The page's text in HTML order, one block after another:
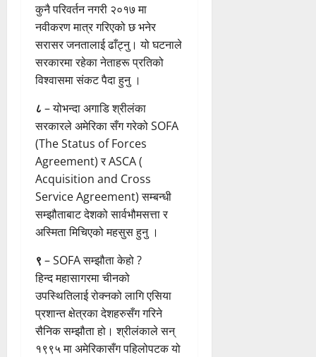
कुनै परिवर्तन नगरी २०१७ मा
नवीकरण मात्र गरिएको छ भनेर
सरासर जनतालाई ढाँट्नु। यो घटनाले
सरकारमा रहेका नेताहरू प्रतिको
विश्वासमा संकट पैदा हुनु ।
८ – योभन्दा अगाडि श्रीलंका
सरकारले अमेरिका सँग गरेको SOFA
(The Status of Forces
Agreement) र ASCA (
Acquisition and Cross
Service Agreement) सम्बन्धी
सम्झौताबाट देशको सार्वभौमसत्ता र
अस्मिता मिचिएको महसुस हुनु ।
९ – SOFA सम्झौता केहो ?
हिन्द महासागरमा चीनको
उपस्थितिलाई रोक्नको लागि एसिया
प्रशान्त क्षेत्रका देशहरुसँग गरिने
सैनिक सम्झौता हो। श्रीलंकाले सन्
१९९५ मा अमेरिकासँग पहिलोपटक यो